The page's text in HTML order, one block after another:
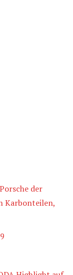
der
Karbonteilen,